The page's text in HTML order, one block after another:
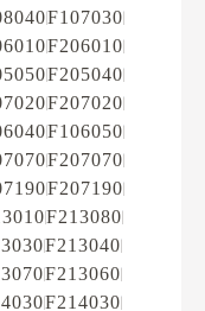
F107030
F206010
F205040
F207020
F106050
F207070
F207190
F213080
F213040
F213060
F214030